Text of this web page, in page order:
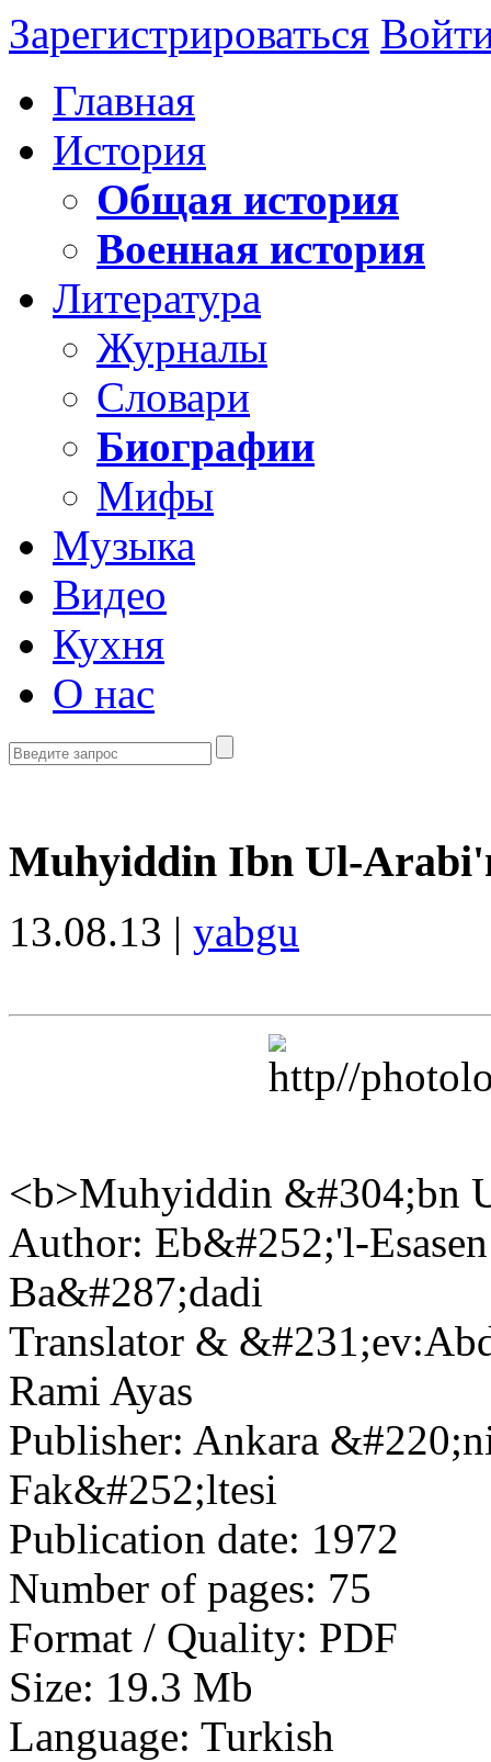
Зарегистрироваться
Главная
История
Общая история
Военная история
Литература
Журналы
Словари
Биографии
Мифы
Музыка
Видео
Кухня
О нас
Muhyiddin Ibn Ul-
13.08.13 | yabgu
<b>Muhyiddin &#304;bn
Author: Eb&#252;'l-
Ba&#287;dadi
Translator &
Rami Ayas
Publisher: Ankara
Fak&#252;ltesi
Publication date: 1972
Number of pages: 75
Format / Quality: PDF
Size: 19.3 Mb
Language: Turkish